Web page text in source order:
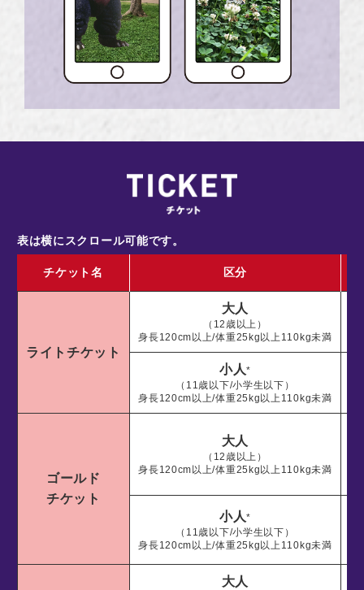
表は横にスクロール可能です。
チケット名 区分
ライトチケット
大人
（12歳以上）
身長120cm以上/体重25kg以上110kg未満
小人*
（11歳以下/小学生以下）
身長120cm以上/体重25kg以上110kg未満
ゴールド
チケット
大人
（12歳以上）
身長120cm以上/体重25kg以上110kg未満
小人*
（11歳以下/小学生以下）
身長120cm以上/体重25kg以上110kg未満
大人